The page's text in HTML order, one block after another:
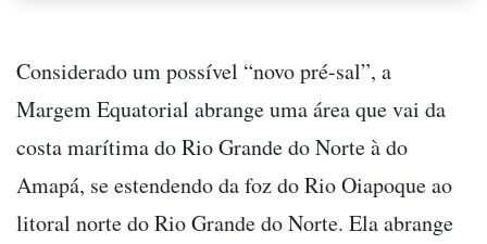
Considerado um possível “novo pré-sal”, a
Margem Equatorial abrange uma área que vai da
costa marítima do Rio Grande do Norte à do
Amapá, se estendendo da foz do Rio Oiapoque ao
litoral norte do Rio Grande do Norte. Ela abrange